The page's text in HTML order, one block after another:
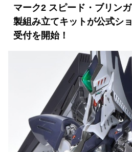
マーク2 スピード・ブリン
製組み立てキットが公式シ
受付を開始！